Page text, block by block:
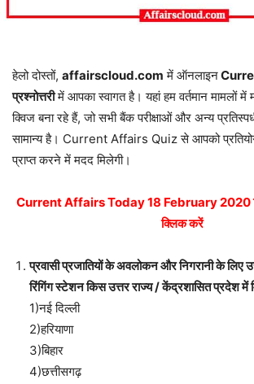
हेलो दोस्तों, affairscloud.com में ऑनलाइन
प्रश्नोत्तरीमें आपका स्वागत है। यहां हम वर्तमान मामलों में
क्विज बना रहे हैं, जो सभी बैंक परीक्षाओं और अन्य
सामान्य है। Current Affairs Quiz से आपको
प्राप्त करने में मदद मिलेगी।
Current Affairs Today 18 February 2020
क्लिक करें
प्रवासी प्रजातियों के अवलोकन और निगरानी के लिए
रिंगिंग स्टेशन किस उत्तर राज्य / केंद्रशासित प्रदेश में
1)नई दिल्ली
2)हरियाणा
3)बिहार
4)छत्तीसगढ़